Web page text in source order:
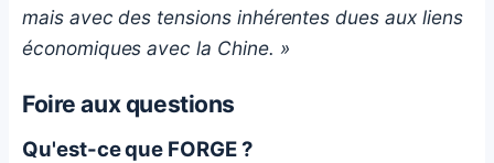
mais avec des tensions inhérentes dues aux liens
économiques avec la Chine. »
Foire aux questions
Qu'est-ce que FORGE ?